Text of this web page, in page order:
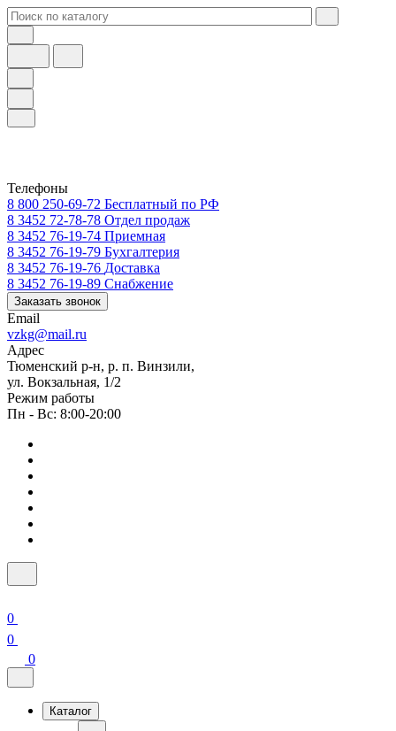
Телефоны
8 800 250-69-72 Бесплатный по РФ
8 3452 72-78-78 Отдел продаж
8 3452 76-19-74 Приемная
8 3452 76-19-79 Бухгалтерия
8 3452 76-19-76 Доставка
8 3452 76-19-89 Снабжение
Заказать звонок
Email
vzkg@mail.ru
Адрес
Тюменский р-н, р. п. Винзили,
ул. Вокзальная, 1/2
Режим работы
Пн - Вс: 8:00-20:00
0
0
0
Каталог